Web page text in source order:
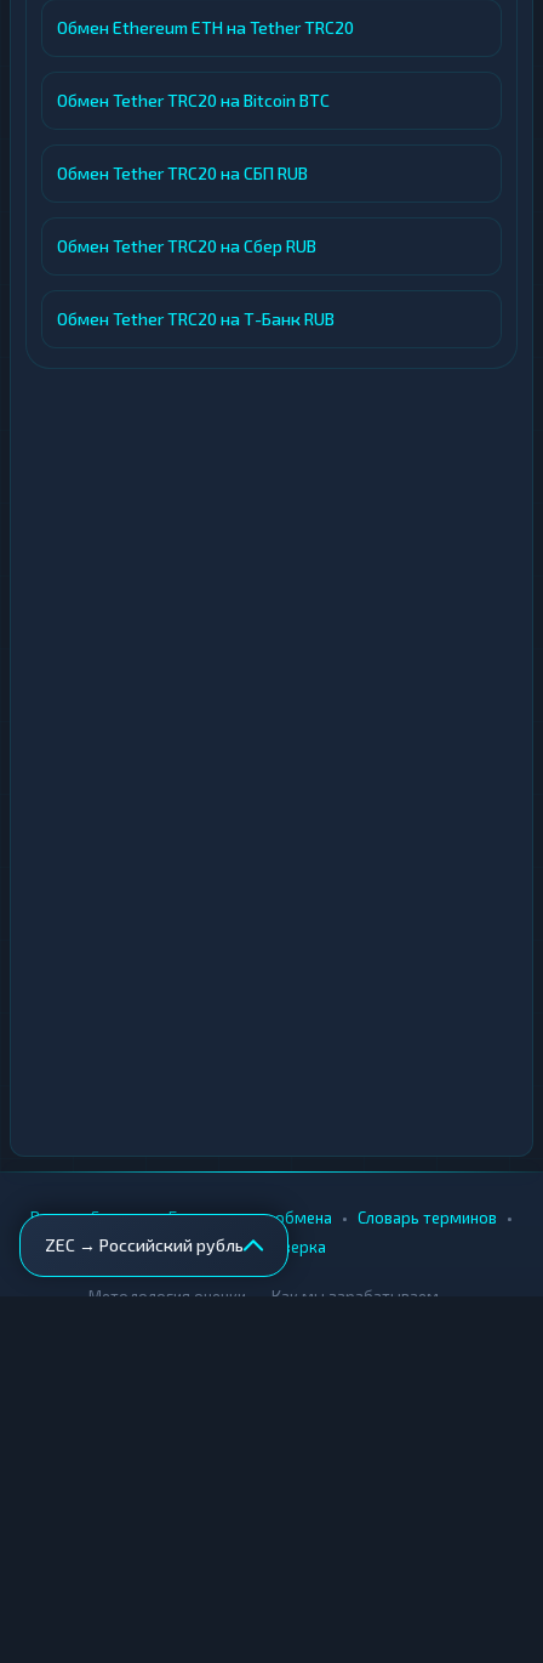
Обмен Ethereum ETH на Tether TRC20
Обмен Tether TRC20 на Bitcoin BTC
Обмен Tether TRC20 на СБП RUB
Обмен Tether TRC20 на Сбер RUB
Обмен Tether TRC20 на Т-Банк RUB
ZEC → Российский рубль
Вики • Города • Безопасность обмена • Словарь терминов •
AML-проверка
Методология оценки Как мы зарабатываем